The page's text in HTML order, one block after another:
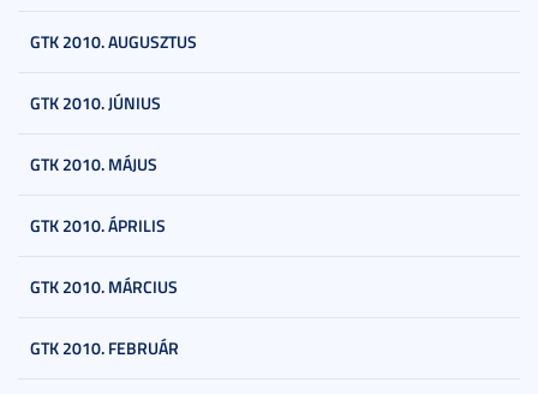
GTK 2010. AUGUSZTUS
GTK 2010. JÚNIUS
GTK 2010. MÁJUS
GTK 2010. ÁPRILIS
GTK 2010. MÁRCIUS
GTK 2010. FEBRUÁR